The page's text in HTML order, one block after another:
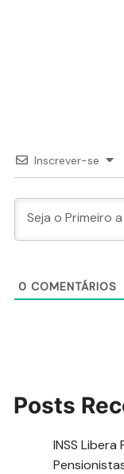
Inscrever-se
0 COMENTÁRIOS
Posts
INSS